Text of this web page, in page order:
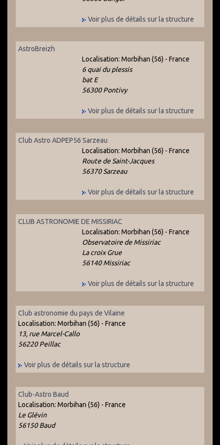
Voir plus de détails sur la structure
AstroBreizh
Localisation: Morbihan (56) - France
6 quai du plessis
bat E
56300 Pontivy
Voir plus de détails sur la structure
Club Astro ADPEP56 Sarzeau
Localisation: Morbihan (56) - France
Route de Saint-Jacques
56370 Sarzeau
Voir plus de détails sur la structure
CLUB ASTRONOMIE DE MISSIRIAC
Localisation: Morbihan (56) - France
Observatoire de Missiriac
La croix Grue
56140 Missiriac
Voir plus de détails sur la structure
Club astronomie du pays de Vilaine
Localisation: Morbihan (56) - France
13, rue Marcel-Callo
56220 Peillac
Voir plus de détails sur la structure
Club-Astro Baud
Localisation: Morbihan (56) - France
Le Glévin
56150 Baud